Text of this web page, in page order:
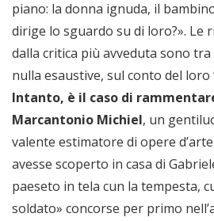
piano: la donna ignuda, il
dirige lo sguardo su di loro?». Le
dalla critica più avveduta sono
nulla esaustive, sul conto del loro
Intanto, è il caso di
Marcantonio Michiel, un
valente estimatore di opere
avesse scoperto in casa di
paeseto in tela cun la tempesta,
soldato» concorse per primo